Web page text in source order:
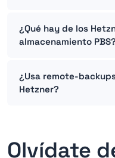
¿Qué hay de los
almacenamiento PBS?
¿Usa remote-
Hetzner?
Olvídate